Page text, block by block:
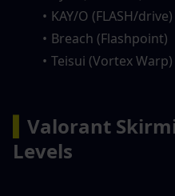
KAY/O (FLASH/drive)
Breach (Flashpoint)
Teisui (Vortex Warp)
Valorant
Levels